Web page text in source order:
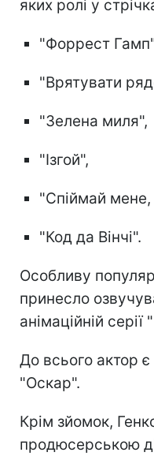
яких ролі у
"Форрест
"Врятувати
"Зелена миля",
"Ізгой",
"Спіймай
"Код да Вінчі".
Особливу
принесло
анімаційній серії
До всього актор
"Оскар".
Крім зйомок,
продюсерською